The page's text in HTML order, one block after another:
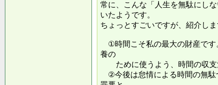
常に、こんな「人生を無駄にし
いたようです。
ちょっとすごいですが、紹介し
①時間こそ私の最大の財産です
養の
ために使うよう、時間の収支
②今後は怠情による時間の無駄